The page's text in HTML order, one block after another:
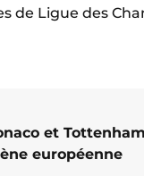
de Ligue des
et
européenne